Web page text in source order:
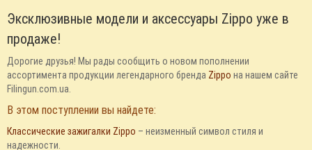
Эксклюзивные модели и аксессуары Zippo уже в
продаже!
Дорогие друзья! Мы рады сообщить о новом пополнении
ассортимента продукции легендарного бренда Zippo на нашем сайте
Filingun.com.ua.
В этом поступлении вы найдете:
Классические зажигалки Zippo – неизменный символ стиля и
надежности.